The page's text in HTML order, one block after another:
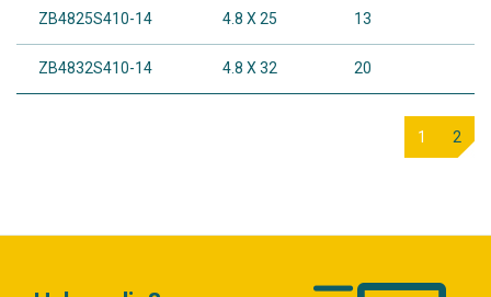
ZB4825S410-14 4.8 X 25 13
ZB4832S410-14 4.8 X 32 20
1 2